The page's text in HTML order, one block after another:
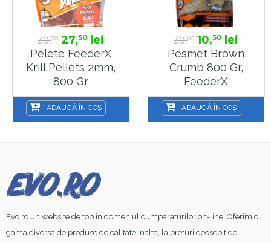
30,00 27,50 lei
Pelete FeederX
Krill Pellets 2mm,
800 Gr
ADAUGĂ ÎN COȘ
30,00 10,50 lei
Pesmet Brown
Crumb 800 Gr,
FeederX
ADAUGĂ ÎN COȘ
Evo.ro un website de top in domeniul cumparaturilor on-line. Oferim o
gama diversa de produse de calitate inalta, la preturi deosebit de